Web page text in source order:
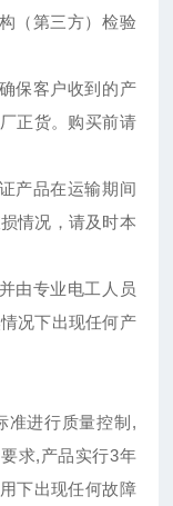
（第三方）检验
保客户收到的产
正货。购买前请
产品在运输期间
情况，请及时本
由专业电工人员
况下出现任何产
准进行质量控制,
求,产品实行3年
下出现任何故障